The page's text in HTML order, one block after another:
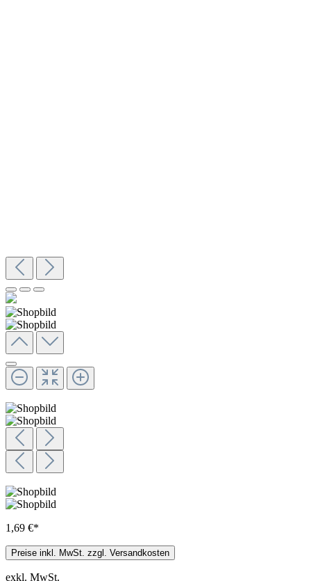
1,69 €*
Preise inkl. MwSt. zzgl. Versandkosten
exkl. MwSt.